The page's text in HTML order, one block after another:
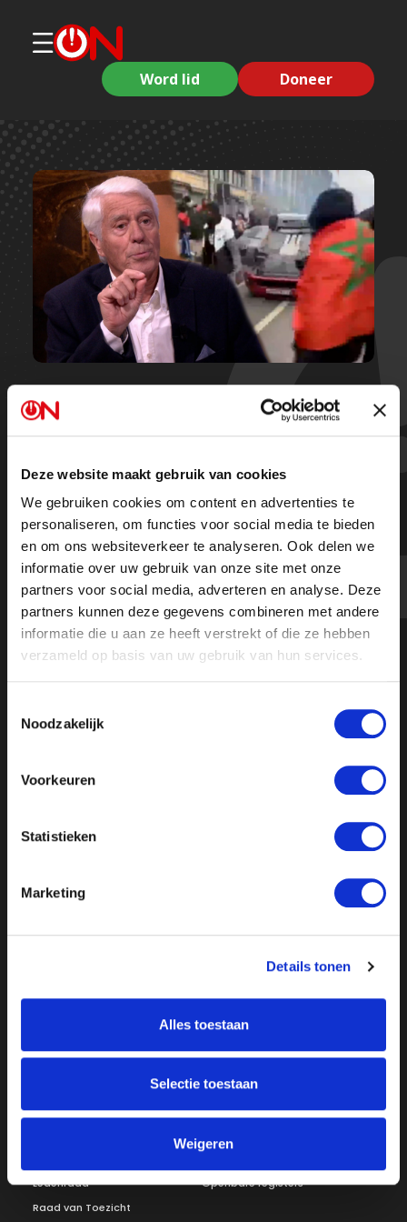
Deze website maakt gebruik van cookies
We gebruiken cookies om content en advertenties te
personaliseren, om functies voor social media te bieden
en om ons websiteverkeer te analyseren. Ook delen we
informatie over uw gebruik van onze site met onze
partners voor social media, adverteren en analyse. Deze
partners kunnen deze gegevens combineren met andere
informatie die u aan ze heeft verstrekt of die ze hebben
verzameld op basis van uw gebruik van hun services.
Noodzakelijk
Voorkeuren
Statistieken
Marketing
Details tonen
Alles toestaan
Selectie toestaan
Weigeren
Word lid Doneer
Korte clips
"Gezag van de #politie is uitgekleed
Nieuws
Kijk de hele uitzending
Inloggen
Vacatures
Ledenraad
Raad van Toezicht
Openbare registers